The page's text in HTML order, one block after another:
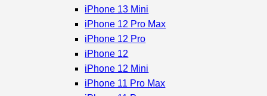
iPhone 13 Mini
iPhone 12 Pro Max
iPhone 12 Pro
iPhone 12
iPhone 12 Mini
iPhone 11 Pro Max